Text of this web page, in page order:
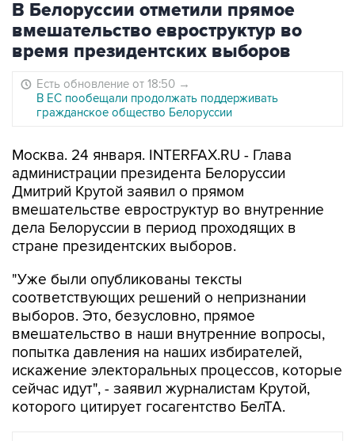
В Белоруссии отметили прямое
вмешательство евроструктур во
время президентских выборов
Есть обновление от 18:50 →
В ЕС пообещали продолжать поддерживать
гражданское общество Белоруссии
Москва. 24 января. INTERFAX.RU - Глава
администрации президента Белоруссии
Дмитрий Крутой заявил о прямом
вмешательстве евроструктур во внутренние
дела Белоруссии в период проходящих в
стране президентских выборов.
"Уже были опубликованы тексты
соответствующих решений о непризнании
выборов. Это, безусловно, прямое
вмешательство в наши внутренние вопросы,
попытка давления на наших избирателей,
искажение электоральных процессов, которые
сейчас идут", - заявил журналистам Крутой,
которого цитирует госагентство БелТА.